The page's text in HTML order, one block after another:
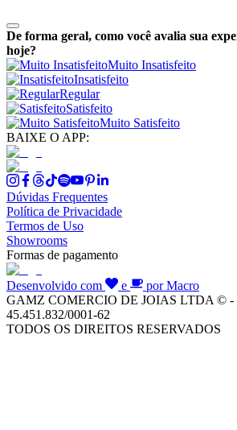
De forma geral, como você avalia sua
hoje?
Muito Insatisfeito
Insatisfeito
Regular
Satisfeito
Muito Satisfeito
BAIXE O APP:
Dúvidas Frequentes
Política de Privacidade
Termos de Uso
Showrooms
Formas de pagamento
Desenvolvido com e
por Macro
GAMZ COMERCIO DE JOIAS LTDA © -
45.451.832/0001-62
TODOS OS DIREITOS RESERVADOS